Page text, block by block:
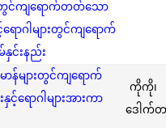
တွင်ကျရောက်တတ်သော
ောဂါများတွင်ကျရောက်
င်းနည်း
ာန်များတွင်ကျရောက်
ောဂါများအားကာ
ကိုကို၊
ဒေါက်တ